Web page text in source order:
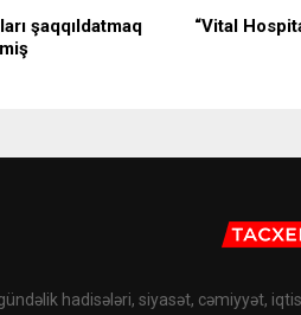
şaqqıldatmaq
“Vital
hadisələri, siyasət, cəmiyyət,